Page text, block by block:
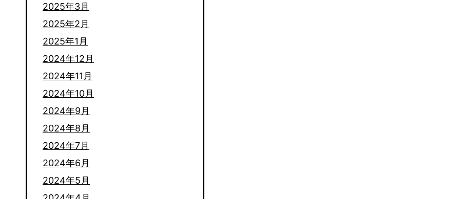
2025年3月
2025年2月
2025年1月
2024年12月
2024年11月
2024年10月
2024年9月
2024年8月
2024年7月
2024年6月
2024年5月